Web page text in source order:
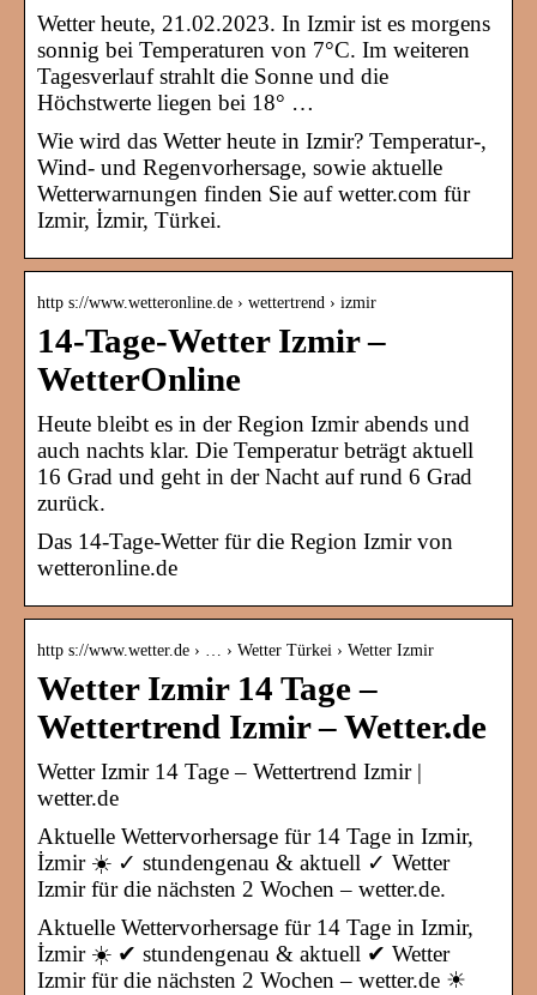
Wetter heute, 21.02.2023. In Izmir ist es morgens
sonnig bei Temperaturen von 7°C. Im weiteren
Tagesverlauf strahlt die Sonne und die
Höchstwerte liegen bei 18° …
Wie wird das Wetter heute in Izmir? Temperatur-,
Wind- und Regenvorhersage, sowie aktuelle
Wetterwarnungen finden Sie auf wetter.com für
Izmir, İzmir, Türkei.
http s://www.wetteronline.de › wettertrend › izmir
14-Tage-Wetter Izmir –
WetterOnline
Heute bleibt es in der Region Izmir abends und
auch nachts klar. Die Temperatur beträgt aktuell
16 Grad und geht in der Nacht auf rund 6 Grad
zurück.
Das 14-Tage-Wetter für die Region Izmir von
wetteronline.de
http s://www.wetter.de › … › Wetter Türkei › Wetter Izmir
Wetter Izmir 14 Tage –
Wettertrend Izmir – Wetter.de
Wetter Izmir 14 Tage – Wettertrend Izmir |
wetter.de
Aktuelle Wettervorhersage für 14 Tage in Izmir,
İzmir ☀️ ✓ stundengenau & aktuell ✓ Wetter
Izmir für die nächsten 2 Wochen – wetter.de.
Aktuelle Wettervorhersage für 14 Tage in Izmir,
İzmir ☀️ ✔ stundengenau & aktuell ✔ Wetter
Izmir für die nächsten 2 Wochen – wetter.de ☀